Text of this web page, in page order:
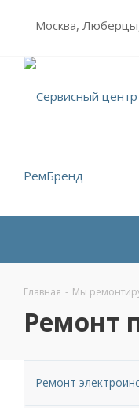
Москва,
Главная - Мы
Ремонт
Ремонт